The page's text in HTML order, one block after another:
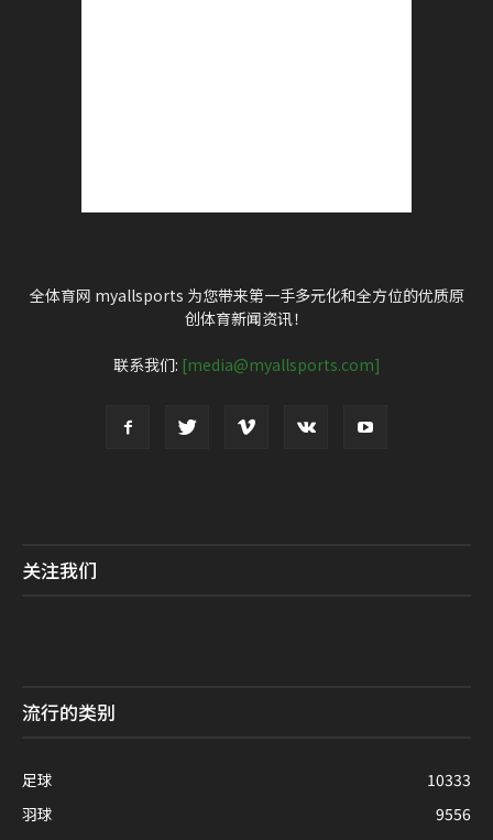
全体育网 myallsports 为您带来第一手多元化和全方位的优质原
创体育新闻资讯！
联系我们: [media@myallsports.com]
关注我们
流行的类别
足球
10333
羽球
9556